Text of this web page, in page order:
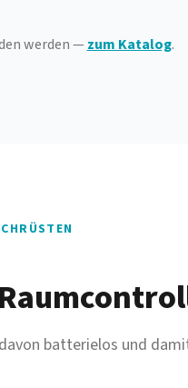
werden — zum Katalog.
batterielos und